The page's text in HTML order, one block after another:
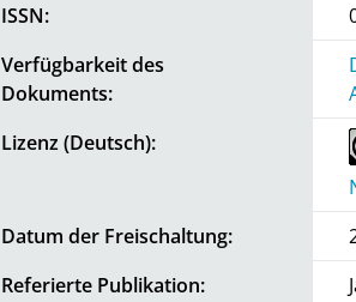
ISSN:
Verfügbarkeit des
Dokuments:
Lizenz (Deutsch):
Datum der Freischaltung:
Referierte Publikation: